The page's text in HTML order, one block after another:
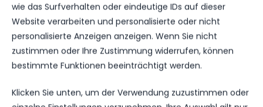
wie das Surfverhalten oder eindeutige IDs auf dieser
Website verarbeiten und personalisierte oder nicht
personalisierte Anzeigen anzeigen. Wenn Sie nicht
zustimmen oder Ihre Zustimmung widerrufen, können
bestimmte Funktionen beeinträchtigt werden.
Klicken Sie unten, um der Verwendung zuzustimmen oder
HAPPY BIRTHDAY THOMAS
VOM HAGEN
VEREINSSPIELPLAN VOM